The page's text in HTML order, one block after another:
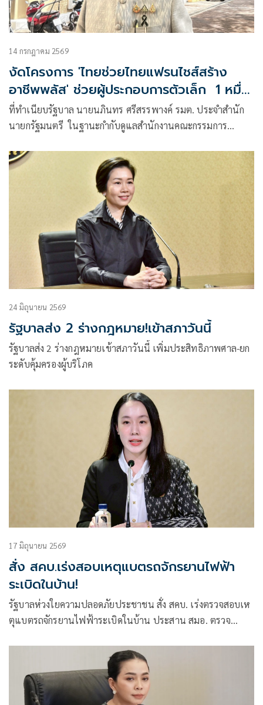
14 กรกฎาคม 2569
งัดโครงการ 'ไทยช่วยไทยแฟรนไชส์สร้าง
อาชีพพลัส' ช่วยผู้ประกอบการตัวเล็ก 1 หมื่น
ราย
ที่ทำเนียบรัฐบาล นายนภินทร ศรีสรรพางค์ รมต. ประจำสำนัก
นายกรัฐมนตรี ในฐานะกำกับดูแลสำนักงานคณะกรรมการ
24 มิถุนายน 2569
รัฐบาลส่ง 2 ร่างกฎหมาย!เข้าสภาวันนี้
รัฐบาลส่ง 2 ร่างกฎหมายเข้าสภาวันนี้ เพิ่มประสิทธิภาพศาล-ยก
ระดับคุ้มครองผู้บริโภค
17 มิถุนายน 2569
สั่ง สคบ.เร่งสอบเหตุแบตรถจักรยานไฟฟ้า
ระเบิดในบ้าน!
รัฐบาลห่วงใยความปลอดภัยประชาชน สั่ง สคบ. เร่งตรวจสอบเห
ตุแบตรถจักรยานไฟฟ้าระเบิดในบ้าน ประสาน สมอ. ตรวจ